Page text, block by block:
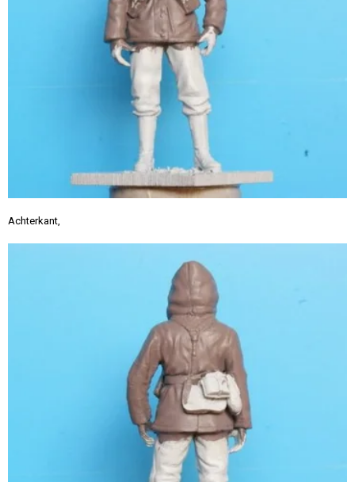
Achterkant,